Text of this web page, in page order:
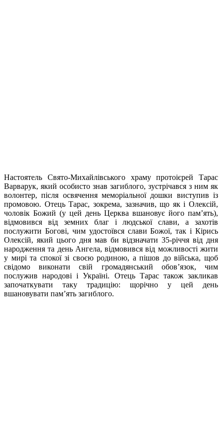
Настоятель Свято-Михайлівського храму протоієрей Тарас
Варварук, який особисто знав загиблого, зустрічався з ним як
волонтер, після освячення меморіальної дошки виступив із
промовою. Отець Тарас, зокрема, зазначив, що як і Олексій,
чоловік Божий (у цей день Церква вшановує його пам’ять),
відмовився від земних благ і людської слави, а захотів
послужити Богові, чим удостоївся слави Божої, так і Кірись
Олексій, який цього дня мав би відзначати 35-річчя від дня
народження та день Ангела, відмовився від можливості жити
у мирі та спокої зі своєю родиною, а пішов до війська, щоб
свідомо виконати свій громадянський обов’язок, чим
послужив народові і Україні. Отець Тарас також закликав
започаткувати таку традицію: щорічно у цей день
вшановувати пам’ять загиблого.